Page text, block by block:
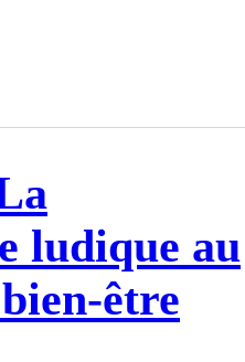
ludique au
être